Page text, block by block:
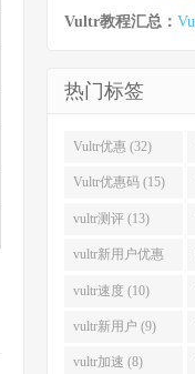
Vultr教程汇总：
热门标签
Vultr优惠 (32)
Vultr优惠码 (15)
vultr测评 (13)
vultr新用户优惠
码 (11)
vultr速度 (10)
vultr新用户 (9)
vultr加速 (8)